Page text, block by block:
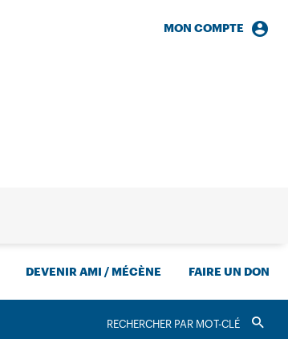
MON COMPTE
DEVENIR AMI / MÉCÈNE FAIRE UN DON
Valider